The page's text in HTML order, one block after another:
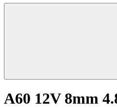
A60 12V 8mm